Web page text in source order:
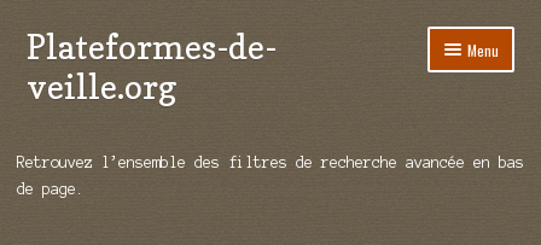
Aller
à
la
Aller
au
contenu
Plateformes-de-
veille.org
Menu
Répertoire d’ouitils
Retrouvez l’ensemble des filtres de recherche avancée en bas
de page.